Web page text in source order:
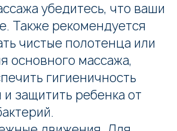
убедитесь, что ваши
Также рекомендуется
чистые полотенца или
основного массажа,
гигиеничность
защитить ребенка от